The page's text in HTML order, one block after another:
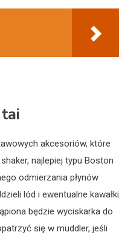
akcesoriów, które
najlepiej typu Boston
odmierzania płynów
lód i ewentualne kawałki
będzie wyciskarka do
się w muddler, jeśli